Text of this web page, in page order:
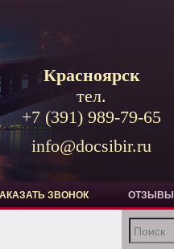
Красноярск
тел.
+7 (391) 989-79-65
info@docsibir.ru
ЗВОНОК ОТЗЫВЫ